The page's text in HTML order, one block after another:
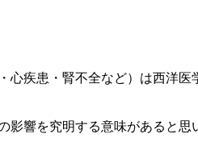
心疾患・腎不全など）は西洋
影響を究明する意味があると